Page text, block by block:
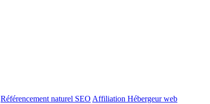
Référencement naturel SEO Affiliation Hébergeur web